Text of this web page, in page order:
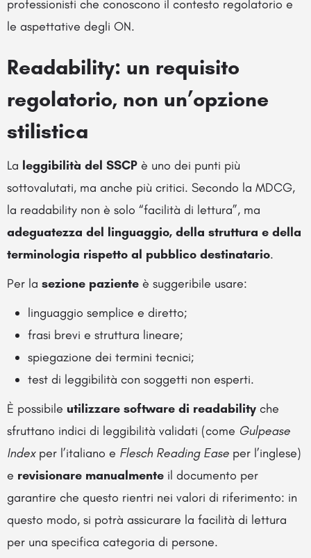
professionisti che conoscono il contesto regolatorio e
le aspettative degli ON.
Readability: un requisito
regolatorio, non un’opzione
stilistica
La leggibilità del SSCP è uno dei punti più
sottovalutati, ma anche più critici. Secondo la MDCG,
la readability non è solo “facilità di lettura”, ma
adeguatezza del linguaggio, della struttura e della
terminologia rispetto al pubblico destinatario.
Per la sezione paziente è suggeribile usare:
linguaggio semplice e diretto;
frasi brevi e struttura lineare;
spiegazione dei termini tecnici;
test di leggibilità con soggetti non esperti.
È possibile utilizzare software di readability che
sfruttano indici di leggibilità validati (come Gulpease
Indexper l’italiano e Flesch Reading Ease per l’inglese)
e revisionare manualmente il documento per
garantire che questo rientri nei valori di riferimento: in
questo modo, si potrà assicurare la facilità di lettura
per una specifica categoria di persone.